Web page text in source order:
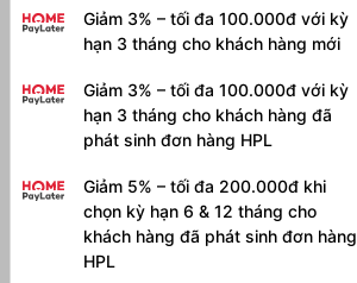
Giảm 3% – tối đa 100.000đ với kỳ
hạn 3 tháng cho khách hàng mới
Giảm 3% – tối đa 100.000đ với kỳ
hạn 3 tháng cho khách hàng đã
phát sinh đơn hàng HPL
Giảm 5% – tối đa 200.000đ khi
chọn kỳ hạn 6 & 12 tháng cho
khách hàng đã phát sinh đơn hàng
HPL